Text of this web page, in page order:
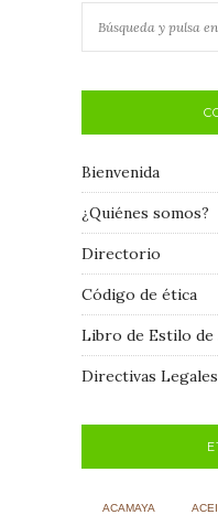
Bienvenida
¿Quiénes somos?
Directorio
Código de ética
Libro de Estilo de
Directivas Legales
ACAMAYA